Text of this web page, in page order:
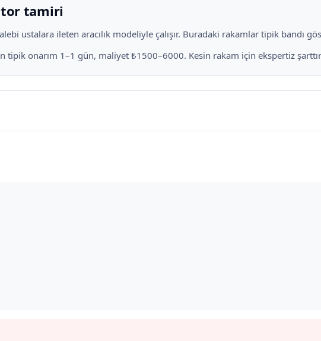
tamiri
ustalara ileten aracılık modeliyle çalışır. Buradaki rakamlar tipik bandı
tipik onarım 1–1 gün, maliyet ₺1500–6000. Kesin rakam için ekspertiz